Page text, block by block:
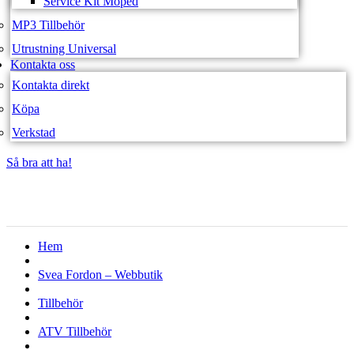
MP3 Tillbehör
Utrustning Universal
Kontakta oss
Kontakta direkt
Köpa
Verkstad
Så bra att ha!
Hem
Svea Fordon – Webbutik
Tillbehör
ATV Tillbehör